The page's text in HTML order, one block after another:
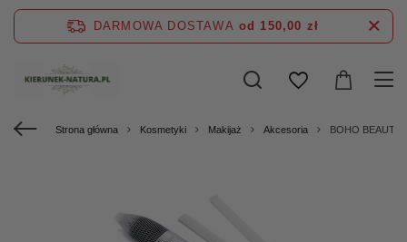
DARMOWA DOSTAWA od 150,00 zł
Strona główna Kosmetyki Makijaż Akcesoria BOHO BEAUTY